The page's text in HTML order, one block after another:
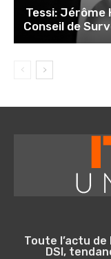
Tessi: Jérôme
Conseil de
Toute l’actu de
DSI,